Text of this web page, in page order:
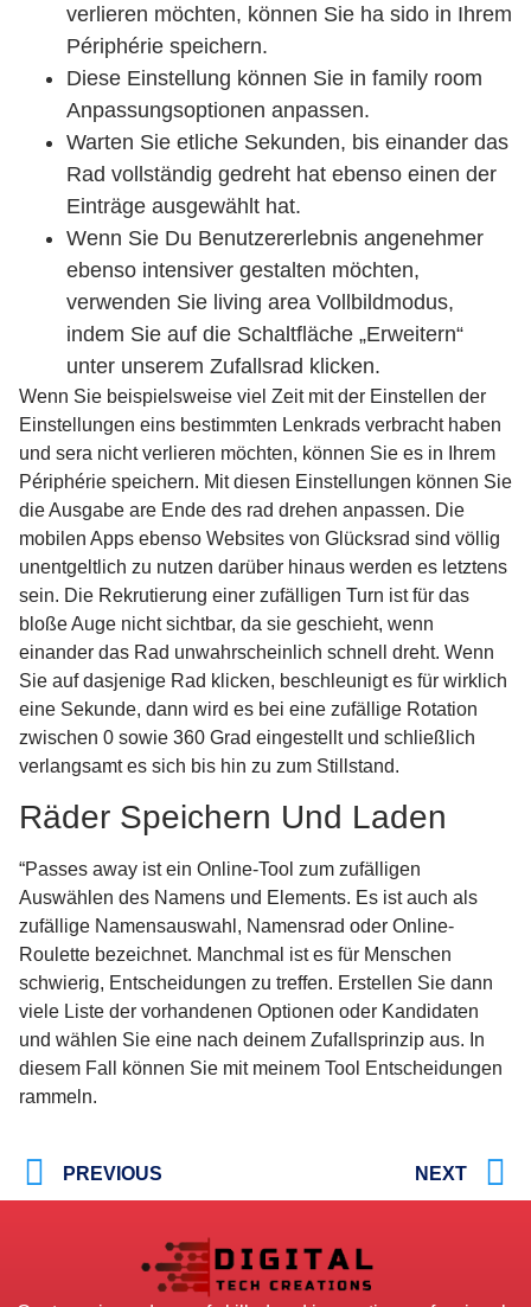
verlieren möchten, können Sie ha sido in Ihrem
Périphérie speichern.
Diese Einstellung können Sie in family room
Anpassungsoptionen anpassen.
Warten Sie etliche Sekunden, bis einander das
Rad vollständig gedreht hat ebenso einen der
Einträge ausgewählt hat.
Wenn Sie Du Benutzererlebnis angenehmer
ebenso intensiver gestalten möchten,
verwenden Sie living area Vollbildmodus,
indem Sie auf die Schaltfläche „Erweitern“
unter unserem Zufallsrad klicken.
Wenn Sie beispielsweise viel Zeit mit der Einstellen der
Einstellungen eins bestimmten Lenkrads verbracht haben
und sera nicht verlieren möchten, können Sie es in Ihrem
Périphérie speichern. Mit diesen Einstellungen können Sie
die Ausgabe are Ende des rad drehen anpassen. Die
mobilen Apps ebenso Websites von Glücksrad sind völlig
unentgeltlich zu nutzen darüber hinaus werden es letztens
sein. Die Rekrutierung einer zufälligen Turn ist für das
bloße Auge nicht sichtbar, da sie geschieht, wenn
einander das Rad unwahrscheinlich schnell dreht. Wenn
Sie auf dasjenige Rad klicken, beschleunigt es für wirklich
eine Sekunde, dann wird es bei eine zufällige Rotation
zwischen 0 sowie 360 Grad eingestellt und schließlich
verlangsamt es sich bis hin zu zum Stillstand.
Räder Speichern Und Laden
“Passes away ist ein Online-Tool zum zufälligen
Auswählen des Namens und Elements. Es ist auch als
zufällige Namensauswahl, Namensrad oder Online-
Roulette bezeichnet. Manchmal ist es für Menschen
schwierig, Entscheidungen zu treffen. Erstellen Sie dann
viele Liste der vorhandenen Optionen oder Kandidaten
und wählen Sie eine nach deinem Zufallsprinzip aus. In
diesem Fall können Sie mit meinem Tool Entscheidungen
rammeln.
PREVIOUS NEXT